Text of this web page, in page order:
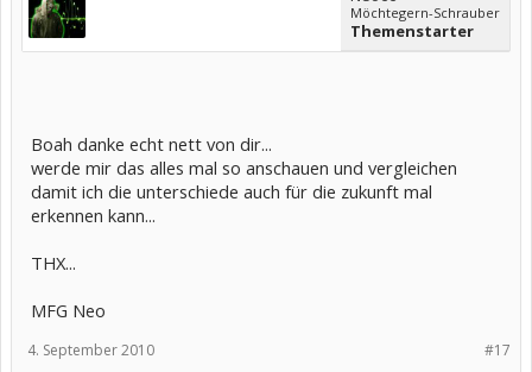
Möchtegern-Schrauber
Themenstarter
Boah danke echt nett von dir...
werde mir das alles mal so anschauen und vergleichen
damit ich die unterschiede auch für die zukunft mal
erkennen kann...
THX...
MFG Neo
#17
4. September 2010